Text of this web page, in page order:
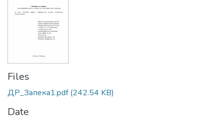
Files
ДР_Запека1.pdf(242.54 KB)
Date